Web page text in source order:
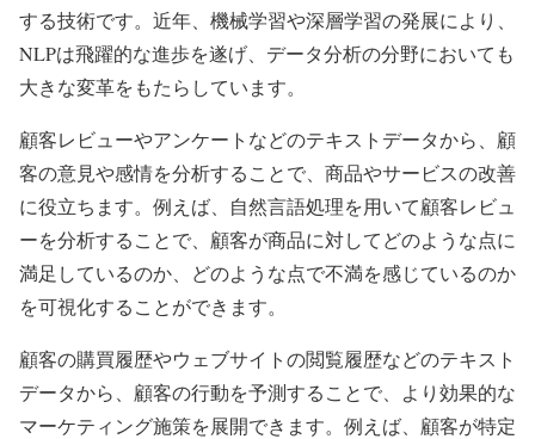
する技術です。近年、機械学習や深層学習の発展により、
NLPは飛躍的な進歩を遂げ、データ分析の分野においても
大きな変革をもたらしています。
顧客レビューやアンケートなどのテキストデータから、顧
客の意見や感情を分析することで、商品やサービスの改善
に役立ちます。例えば、自然言語処理を用いて顧客レビュ
ーを分析することで、顧客が商品に対してどのような点に
満足しているのか、どのような点で不満を感じているのか
を可視化することができます。
顧客の購買履歴やウェブサイトの閲覧履歴などのテキスト
データから、顧客の行動を予測することで、より効果的な
マーケティング施策を展開できます。例えば、顧客が特定